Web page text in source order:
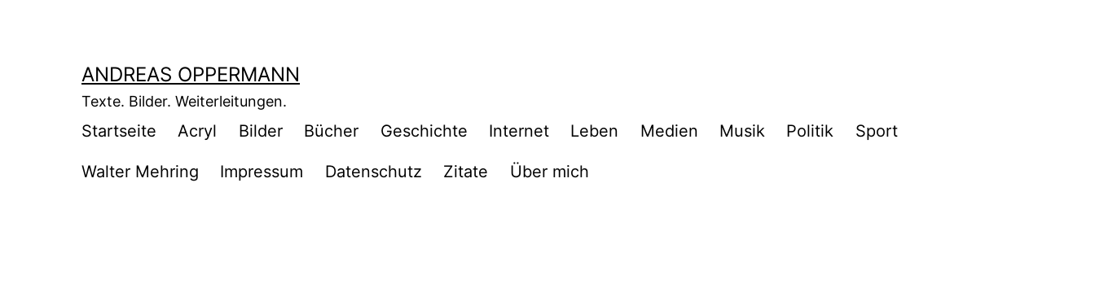
ANDREAS OPPERMANN
Texte. Bilder. Weiterleitungen.
Startseite Acryl Bilder Bücher Geschichte Internet Leben Medien Musik Politik Sport
Walter Mehring Impressum Datenschutz Zitate Über mich